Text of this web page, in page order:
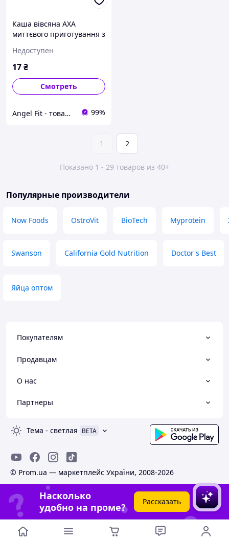
Каша вівсяна АХА
миттєвого приготування з
Недоступен
17₴
Смотреть
Angel Fit - товари для здоров'я, спорту та активного життя 99%
1 2
Показано 1 - 29 товаров из 40+
Популярные производители
Now Foods OstroVit BioTech Myprotein
Swanson California Gold Nutrition Doctor's Best
Яйца оптом
Покупателям
Продавцам
О нас
Партнеры
Тема - светлая BETA
© Prom.ua — маркетплейс України, 2008-2026
Насколько
удобно на проме?
Рассказать